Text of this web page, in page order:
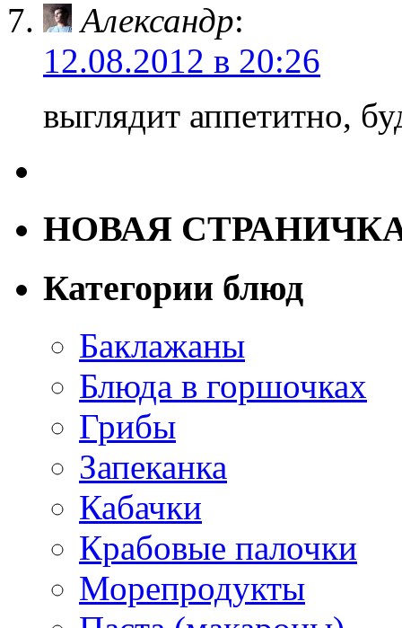
Александр:
12.08.2012 в 20:26
выглядит аппетитно,
НОВАЯ
Категории блюд
Баклажаны
Блюда в горшочках
Грибы
Запеканка
Кабачки
Крабовые палочки
Морепродукты